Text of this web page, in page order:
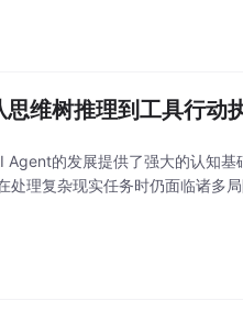
维树推理到工具行动
的发展提供了强大的认知基
理复杂现实任务时仍面临诸多